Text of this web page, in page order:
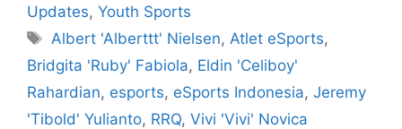
Updates, Youth Sports
Albert 'Alberttt' Nielsen, Atlet eSports,
Bridgita 'Ruby' Fabiola, Eldin 'Celiboy'
Rahardian, esports, eSports Indonesia, Jeremy
'Tibold' Yulianto, RRQ, Vivi 'Vivi' Novica